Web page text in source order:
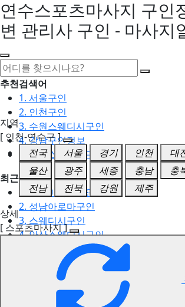
연수스포츠마사지 구인
변 관리사 구인 - 마사지
추천검색어
1. 서울구인
2. 인천구인
3. 수원스웨디시구인
4. 강남구인정보
5. 동탄스웨디시구인
최근검색어
1. 일산마사지구인
2. 성남아로마구인
3. 스웨디시구인
4. 안산스웨디시구인
5. 아로마구인
연수 스포츠마사지 구인정보
지역
[ 인천-연수구 ]
전국
서울 경기 인천 대
울산
광주 세종 충남 충
전남
전북 강원
제주
상세
[ 스포츠마사지 ]